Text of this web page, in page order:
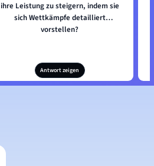
ihre Leistung zu steigern, indem sie
sich Wettkämpfe detailliert
vorstellen?
Antwort zeigen